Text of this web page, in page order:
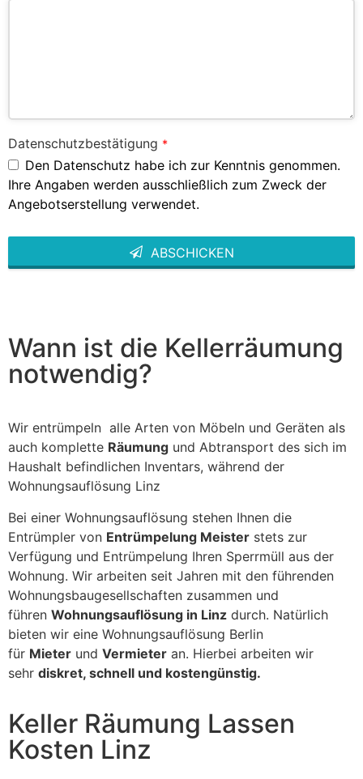
Datenschutzbestätigung *
Den Datenschutz habe ich zur Kenntnis genommen.
Ihre Angaben werden ausschließlich zum Zweck der
Angebotserstellung verwendet.
ABSCHICKEN
blank
Wann ist die Kellerräumung
notwendig?
Wir entrümpeln alle Arten von Möbeln und Geräten als
auch komplette Räumung und Abtransport des sich im
Haushalt befindlichen Inventars, während der
Wohnungsauflösung Linz
Bei einer Wohnungsauflösung stehen Ihnen die
Entrümpler von Entrümpelung Meister stets zur
Verfügung und Entrümpelung Ihren Sperrmüll aus der
Wohnung. Wir arbeiten seit Jahren mit den führenden
Wohnungsbaugesellschaften zusammen und
führen Wohnungsauflösung in Linz durch. Natürlich
bieten wir eine Wohnungsauflösung Berlin
für Mieter und Vermieter an. Hierbei arbeiten wir
sehr diskret, schnell und kostengünstig.
Keller Räumung Lassen
Kosten Linz